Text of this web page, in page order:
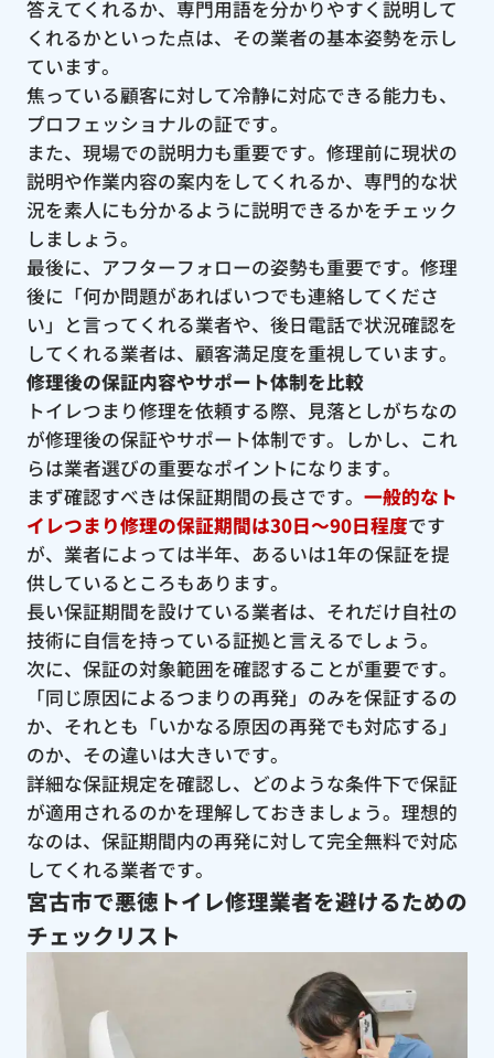
答えてくれるか、専門用語を分かりやすく説明して
くれるかといった点は、その業者の基本姿勢を示し
ています。
焦っている顧客に対して冷静に対応できる能力も、
プロフェッショナルの証です。
また、現場での説明力も重要です。修理前に現状の
説明や作業内容の案内をしてくれるか、専門的な状
況を素人にも分かるように説明できるかをチェック
しましょう。
最後に、アフターフォローの姿勢も重要です。修理
後に「何か問題があればいつでも連絡してくださ
い」と言ってくれる業者や、後日電話で状況確認を
してくれる業者は、顧客満足度を重視しています。
修理後の保証内容やサポート体制を比較
トイレつまり修理を依頼する際、見落としがちなの
が修理後の保証やサポート体制です。しかし、これ
らは業者選びの重要なポイントになります。
まず確認すべきは保証期間の長さです。 一般的なト
イレつまり修理の保証期間は30日〜90日程度です
が、業者によっては半年、あるいは1年の保証を提
供しているところもあります。
長い保証期間を設けている業者は、それだけ自社の
技術に自信を持っている証拠と言えるでしょう。
次に、保証の対象範囲を確認することが重要です。
「同じ原因によるつまりの再発」のみを保証するの
か、それとも「いかなる原因の再発でも対応する」
のか、その違いは大きいです。
詳細な保証規定を確認し、どのような条件下で保証
が適用されるのかを理解しておきましょう。理想的
なのは、保証期間内の再発に対して完全無料で対応
してくれる業者です。
宮古市で悪徳トイレ修理業者を避けるための
チェックリスト